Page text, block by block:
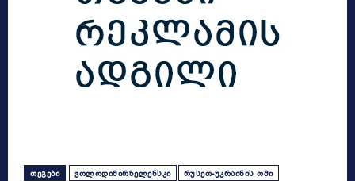
ᲗᲔᲒᲔᲑᲘ ᲕᲝᲚᲝᲓᲘᲛᲘᲠᲖᲔᲚᲔᲜᲡᲙᲘ ᲠᲣᲡᲔᲗ-ᲣᲙᲠᲐᲘᲜᲘᲡ ᲝᲛᲘ